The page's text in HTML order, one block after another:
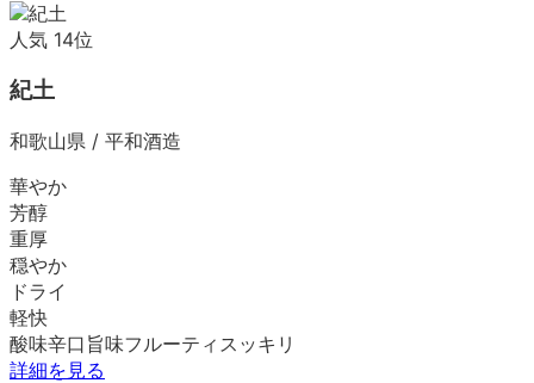
人気 14位
紀土
和歌山県 / 平和酒造
華やか
芳醇
重厚
穏やか
ドライ
軽快
酸味辛口 旨味フルーティ スッキリ
詳細を見る